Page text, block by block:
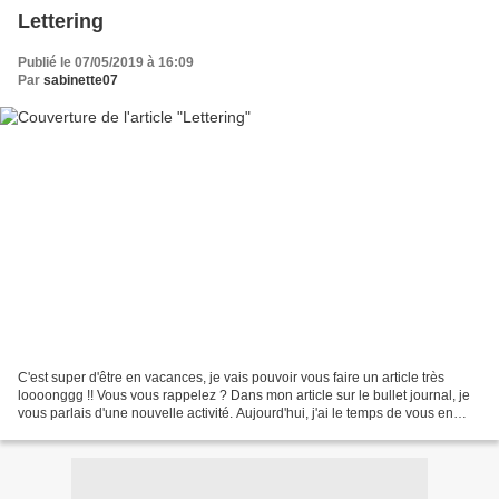
Lettering
Publié le 07/05/2019 à 16:09
Par sabinette07
C'est super d'être en vacances, je vais pouvoir vous faire un article très
loooonggg !! Vous vous rappelez ? Dans mon article sur le bullet journal, je
vous parlais d'une nouvelle activité. Aujourd'hui, j'ai le temps de vous en